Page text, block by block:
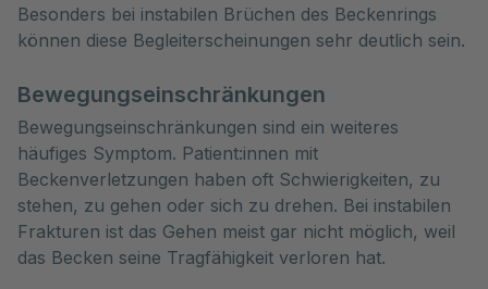
Besonders bei instabilen Brüchen des Beckenrings
können diese Begleiterscheinungen sehr deutlich sein.
Bewegungseinschränkungen
Bewegungseinschränkungen sind ein weiteres
häufiges Symptom. Patient:innen mit
Beckenverletzungen haben oft Schwierigkeiten, zu
stehen, zu gehen oder sich zu drehen. Bei instabilen
Frakturen ist das Gehen meist gar nicht möglich, weil
das Becken seine Tragfähigkeit verloren hat.